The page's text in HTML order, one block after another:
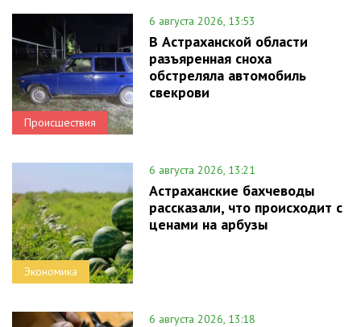
Происшествия
6 августа 2026, 13:53
В Астраханской области
разъяренная сноха
обстреляла автомобиль
свекрови
Экономика
6 августа 2026, 13:21
Астраханские бахчеводы
рассказали, что происходит с
ценами на арбузы
6 августа 2026, 13:18